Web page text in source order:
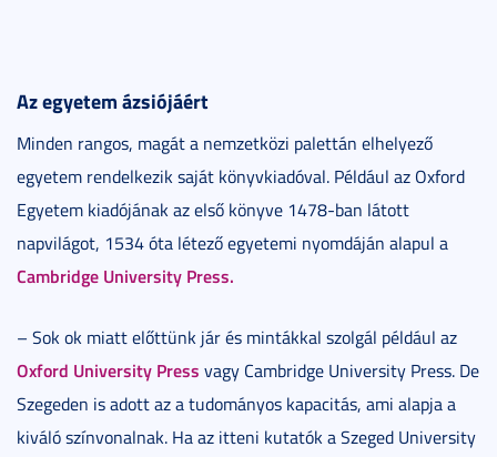
Az egyetem ázsiójáért
Minden rangos, magát a nemzetközi palettán elhelyező
egyetem rendelkezik saját könyvkiadóval. Például az Oxford
Egyetem kiadójának az első könyve 1478-ban látott
napvilágot, 1534 óta létező egyetemi nyomdáján alapul a
Cambridge University Press.
– Sok ok miatt előttünk jár és mintákkal szolgál például az
Oxford University Press vagy Cambridge University Press. De
Szegeden is adott az a tudományos kapacitás, ami alapja a
kiváló színvonalnak. Ha az itteni kutatók a Szeged University